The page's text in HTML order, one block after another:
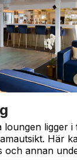
loungen ligger
Här
och annan